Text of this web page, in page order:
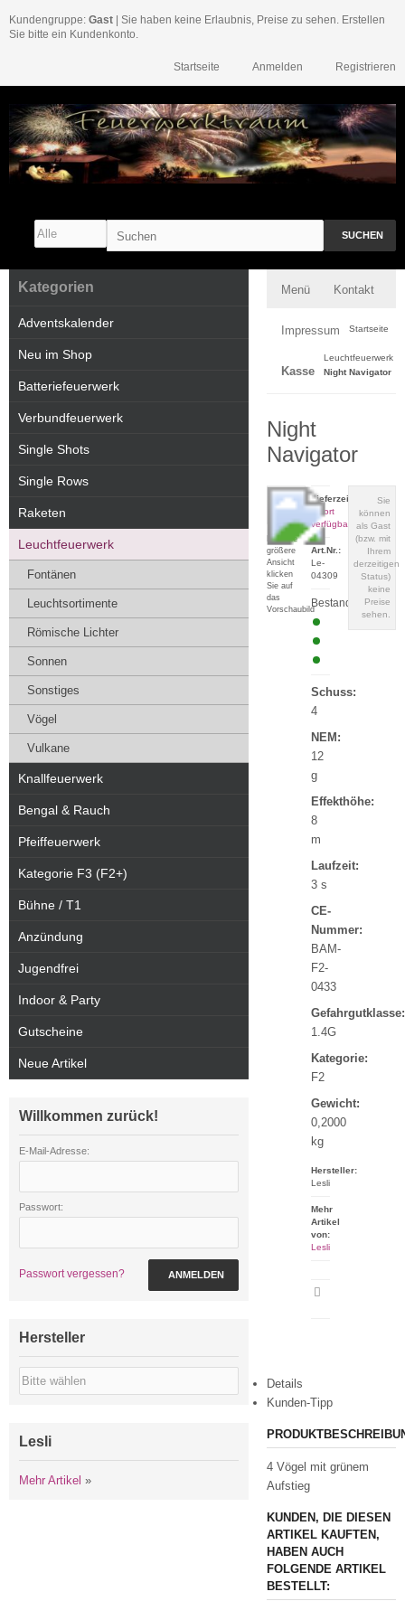
Kundengruppe: Gast | Sie haben keine Erlaubnis, Preise zu sehen. Erstellen
Sie bitte ein Kundenkonto.
Registrieren
Anmelden
Startseite
SUCHEN
Menü Kontakt
Impressum
Kasse
Startseite
Leuchtfeuerwerk
Night Navigator
Night
Navigator
Für eine
größere
Ansicht
klicken
Sie auf
das
Vorschaubild
Sie
können
als Gast
(bzw. mit
Ihrem
derzeitigen
Status)
keine
Preise
sehen.
Lieferzeit:
sofort
verfügbar
Art.Nr.:
Le-
04309
Bestand:
Schuss:
4
NEM:
12
g
Effekthöhe:
8
m
Laufzeit:
3 s
CE-
Nummer:
BAM-
F2-
0433
Gefahrgutklasse:
1.4G
Kategorie:
F2
Gewicht:
0,2000
kg
Hersteller:
Lesli
Mehr
Artikel
von:
Lesli
Details
Kunden-Tipp
4 Vögel mit grünem
Aufstieg
KUNDEN, DIE DIESEN
ARTIKEL KAUFTEN,
HABEN AUCH
FOLGENDE ARTIKEL
BESTELLT:
Kategorien
Adventskalender
Neu im Shop
Batteriefeuerwerk
Verbundfeuerwerk
Single Shots
Single Rows
Raketen
Leuchtfeuerwerk
Fontänen
Leuchtsortimente
Römische Lichter
Sonnen
Sonstiges
Vögel
Vulkane
Knallfeuerwerk
Bengal & Rauch
Pfeiffeuerwerk
Kategorie F3 (F2+)
Bühne / T1
Anzündung
Jugendfrei
Indoor & Party
Gutscheine
Neue Artikel
Willkommen zurück!
E-Mail-Adresse:
Passwort:
Passwort vergessen? ANMELDEN
Hersteller
Lesli
Mehr Artikel »